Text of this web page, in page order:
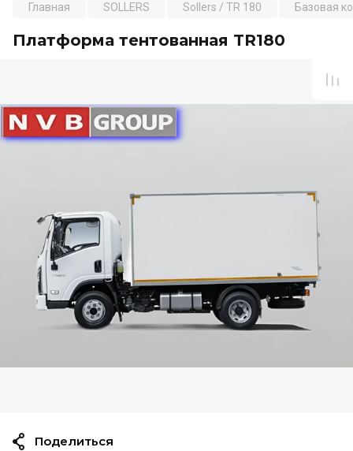
Главная SOLLERS Sollers / TR 180 Базовая
Платформа тентованная TR180
Поделиться